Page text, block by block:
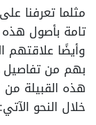
مثلما تعرفنا
تامة بأصول هذه
وأيضًا علاقتهم
بهم من تفاصيل
هذه القبيلة
خلال النحو